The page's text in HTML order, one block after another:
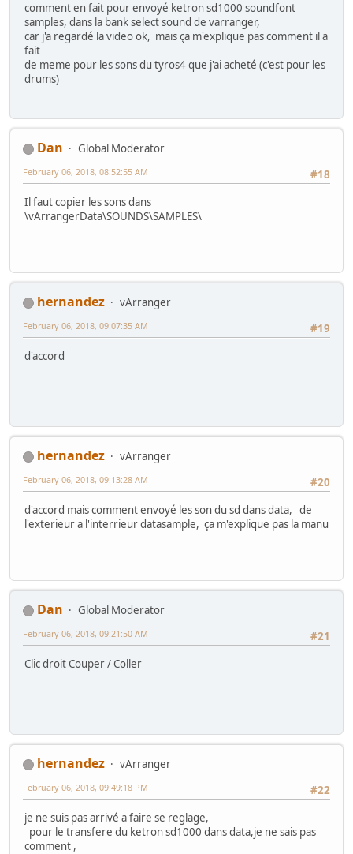
comment en fait pour envoyé ketron sd1000 soundfont
samples, dans la bank select sound de varranger,
car j'a regardé la video ok, mais ça m'explique pas comment il a
fait
de meme pour les sons du tyros4 que j'ai acheté (c'est pour les
drums)
Dan
Global Moderator
#18
February 06, 2018, 08:52:55 AM
Il faut copier les sons dans
\vArrangerData\SOUNDS\SAMPLES\
hernandez
vArranger
#19
February 06, 2018, 09:07:35 AM
d'accord
hernandez
vArranger
#20
February 06, 2018, 09:13:28 AM
d'accord mais comment envoyé les son du sd dans data, de
l'exterieur a l'interrieur datasample, ça m'explique pas la manu
Dan
Global Moderator
#21
February 06, 2018, 09:21:50 AM
Clic droit Couper / Coller
hernandez
vArranger
#22
February 06, 2018, 09:49:18 PM
je ne suis pas arrivé a faire se reglage,
pour le transfere du ketron sd1000 dans data,je ne sais pas
comment ,